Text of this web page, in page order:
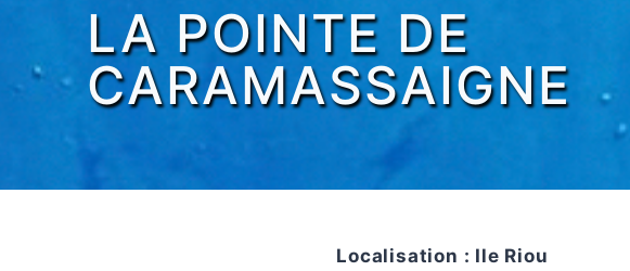
LA POINTE DE
CARAMASSAIGNE
Localisation : Ile Riou